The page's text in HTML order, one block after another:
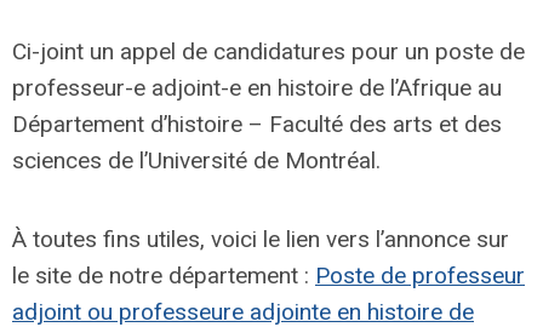
Ci-joint un appel de candidatures pour un poste de
professeur-e adjoint-e en histoire de l’Afrique au
Département d’histoire – Faculté des arts et des
sciences de l’Université de Montréal.
À toutes fins utiles, voici le lien vers l’annonce sur
le site de notre département : Poste de professeur
adjoint ou professeure adjointe en histoire de